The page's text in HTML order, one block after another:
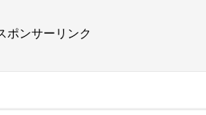
ポンサーリンク